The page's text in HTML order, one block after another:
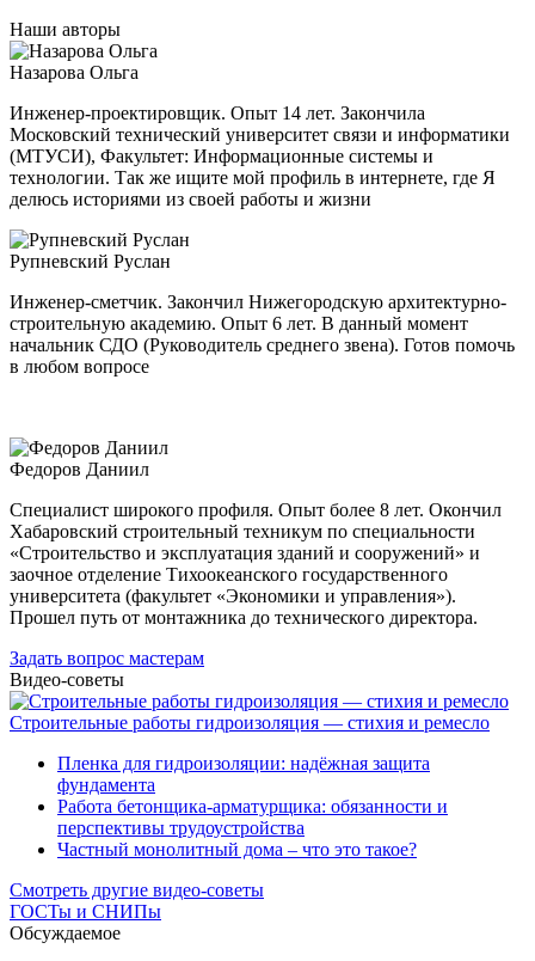
Наши авторы
Назарова Ольга
Инженер-проектировщик. Опыт 14 лет. Закончила
Московский технический университет связи и информатики
(МТУСИ), Факультет: Информационные системы и
технологии. Так же ищите мой профиль в интернете, где Я
делюсь историями из своей работы и жизни
Рупневский Руслан
Инженер-сметчик. Закончил Нижегородскую архитектурно-
строительную академию. Опыт 6 лет. В данный момент
начальник СДО (Руководитель среднего звена). Готов помочь
в любом вопросе
Федоров Даниил
Специалист широкого профиля. Опыт более 8 лет. Окончил
Хабаровский строительный техникум по специальности
«Строительство и эксплуатация зданий и сооружений» и
заочное отделение Тихоокеанского государственного
университета (факультет «Экономики и управления»).
Прошел путь от монтажника до технического директора.
Задать вопрос мастерам
Видео-советы
Строительные работы гидроизоляция — стихия и ремесло
Пленка для гидроизоляции: надёжная защита
фундамента
Работа бетонщика-арматурщика: обязанности и
перспективы трудоустройства
Частный монолитный дома – что это такое?
Смотреть другие видео-советы
ГОСТы и СНИПы
Обсуждаемое